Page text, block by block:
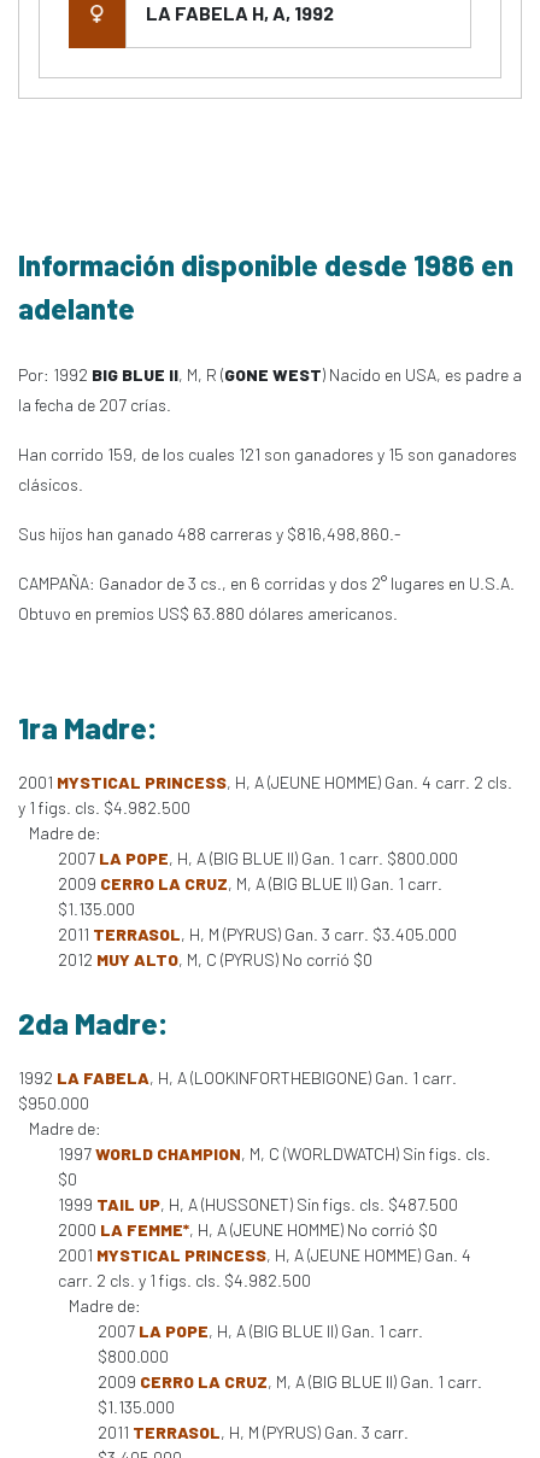
LA FABELA H, A, 1992
Información disponible desde 1986 en
adelante
Por: 1992 BIG BLUE II, M, R (GONE WEST) Nacido en USA, es padre a
la fecha de 207 crías.
Han corrido 159, de los cuales 121 son ganadores y 15 son ganadores
clásicos.
Sus hijos han ganado 488 carreras y $816,498,860.-
CAMPAÑA: Ganador de 3 cs., en 6 corridas y dos 2° lugares en U.S.A.
Obtuvo en premios US$ 63.880 dólares americanos.
1ra Madre:
2001 MYSTICAL PRINCESS, H, A (JEUNE HOMME) Gan. 4 carr. 2 cls.
y 1 figs. cls. $4.982.500
Madre de:
2007 LA POPE, H, A (BIG BLUE II) Gan. 1 carr. $800.000
2009 CERRO LA CRUZ, M, A (BIG BLUE II) Gan. 1 carr.
$1.135.000
2011 TERRASOL, H, M (PYRUS) Gan. 3 carr. $3.405.000
2012 MUY ALTO, M, C (PYRUS) No corrió $0
2da Madre:
1992 LA FABELA, H, A (LOOKINFORTHEBIGONE) Gan. 1 carr.
$950.000
Madre de:
1997WORLD CHAMPION, M, C (WORLDWATCH) Sin figs. cls.
$0
1999 TAIL UP, H, A (HUSSONET) Sin figs. cls. $487.500
2000 LA FEMME*, H, A (JEUNE HOMME) No corrió $0
2001 MYSTICAL PRINCESS, H, A (JEUNE HOMME) Gan. 4
carr. 2 cls. y 1 figs. cls. $4.982.500
Madre de:
2007 LA POPE, H, A (BIG BLUE II) Gan. 1 carr.
$800.000
2009 CERRO LA CRUZ, M, A (BIG BLUE II) Gan. 1 carr.
$1.135.000
2011 TERRASOL, H, M (PYRUS) Gan. 3 carr.